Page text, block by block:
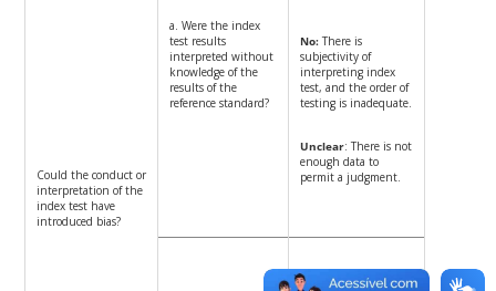
Could the conduct or
interpretation of the
index test have
introduced bias?
a. Were the index
test results
interpreted without
knowledge of the
results of the
reference standard?
No:There is
subjectivity of
interpreting index
test, and the order of
testing is inadequate.
Unclear: There is not
enough data to
permit a judgment.
Yes:
The study selects